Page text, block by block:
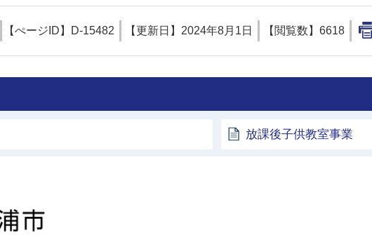
【ぺージID】 D-15482 【更新日】 2024年8月1日 【閲覧数】 6618
放課後子供教室事業